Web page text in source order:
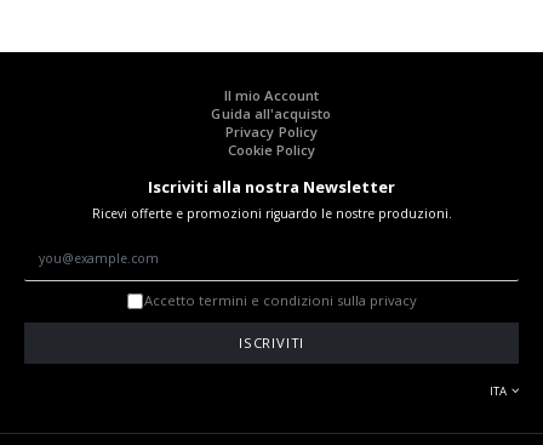
Il mio Account
Guida all'acquisto
Privacy Policy
Cookie Policy
Iscriviti alla nostra Newsletter
Ricevi offerte e promozioni riguardo le nostre produzioni.
Accetto termini e condizioni sulla privacy
ISCRIVITI
ITA